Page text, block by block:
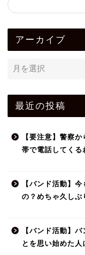
アーカイブ
最近の投稿
【要注意】警察
帯で電話してくる
【バンド活動】
の？めちゃ久しぶ
【バンド活動】
とを思い始めた人